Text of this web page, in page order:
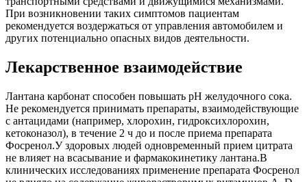
При возникновении таких симптомов пациентам
рекомендуется воздержаться от управления автомобилем и
других потенциально опасных видов деятельности.
Лекарственное взаимодействие
Лантана карбонат способен повышать рН желудочного сока.
Не рекомендуется принимать препараты, взаимодействующие
с антацидами (например, хлорохин, гидроксихлорохин,
кетоконазол), в течение 2 ч до и после приема препарата
Фосренол.У здоровых людей одновременный прием цитрата
не влияет на всасывание и фармакокинетику лантана.В
клинических исследованиях применение препарата Фосренол